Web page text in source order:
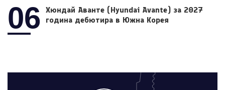
06
Хюндай Аванте (Hyundai Avante) за 2027
година дебютира в Южна Корея